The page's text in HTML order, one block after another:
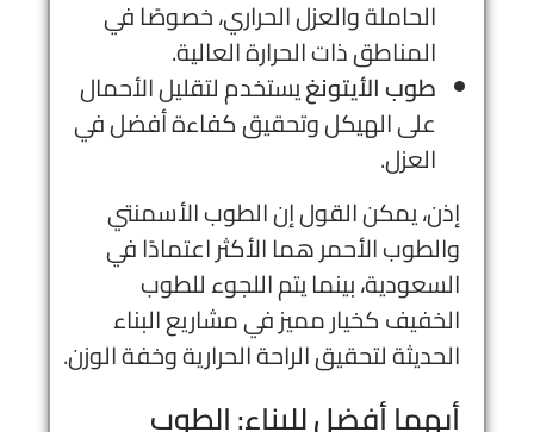
الحاملة والعزل الحراري، خصوصًا في
المناطق ذات الحرارة العالية.
طوب الأيتونغيستخدم لتقليل الأحمال
على الهيكل وتحقيق كفاءة أفضل في
العزل.
إذن، يمكن القول إن الطوب الأسمنتي
والطوب الأحمر هما الأكثر اعتمادًا في
السعودية، بينما يتم اللجوء للطوب
الخفيف كخيار مميز في مشاريع البناء
الحديثة لتحقيق الراحة الحرارية وخفة الوزن.
أيهما أفضل للبناء: الطوب